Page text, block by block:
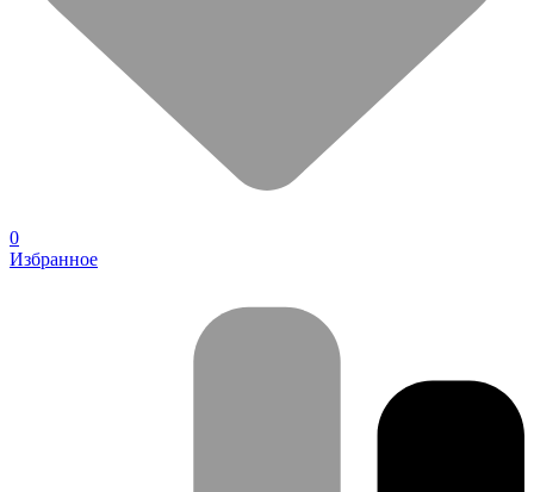
0
Избранное